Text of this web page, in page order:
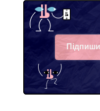
Telegram